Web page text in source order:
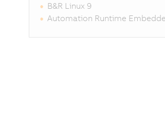
B&R Linux 9
Automation Runtime